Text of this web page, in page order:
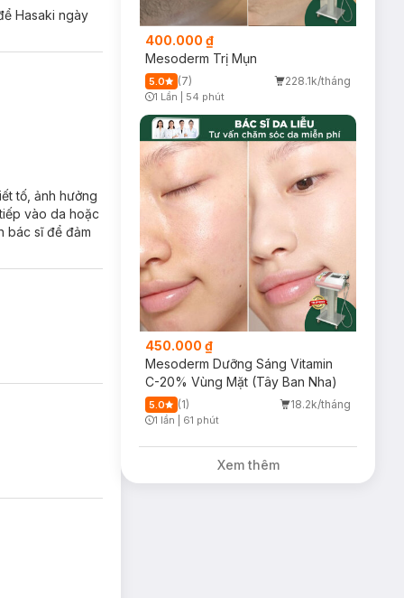
Hasaki ngày
tố, ảnh hưởng
vào da hoặc
bác sĩ để đảm
400.000 ₫
Mesoderm Trị Mụn
5.0 (7) 228.1k/tháng
1 Lần 54 phút
450.000 ₫
Mesoderm Dưỡng Sáng Vitamin
C-20% Vùng Mặt (Tây Ban Nha)
5.0 (1) 18.2k/tháng
1 lần 61 phút
Xem thêm